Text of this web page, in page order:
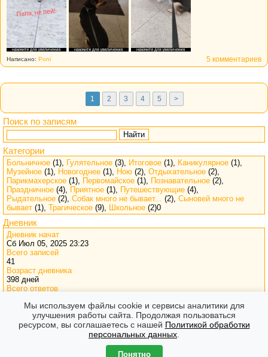
5 комментариев
Написано: Poni
1 2 3 4 5 >
Поиск по записям
Найти
Категории
Больничное (1), Гулятельное (3), Итоговое (1), Каникулярное (1),
Музейное (1), Новогоднее (1), Ною (2), Отдыхательное (2),
Парикмахерское (1), Первомайское (1), Познавательное (2),
Праздничное (4), Приятное (1), Путешествующие (4),
Рыдательное (2), Собак много не бывает... (2), Сыновей много не
бывает (1), Трагическое (9), Школьное (2)0
Дневник
Дневник начат
Сб Июл 05, 2025 23:23
Всего записей
41
Возраст дневника
398 дней
Всего ответов
Визитов
Часовой пояс: GMT + 7
phpBB® Forum Software © phpBB Limited
Мы используем файлы cookie и сервисы аналитики для
улучшения работы сайта. Продолжая пользоваться
ресурсом, вы соглашаетесь с нашей Политикой обработки
персональных данных
Понятно